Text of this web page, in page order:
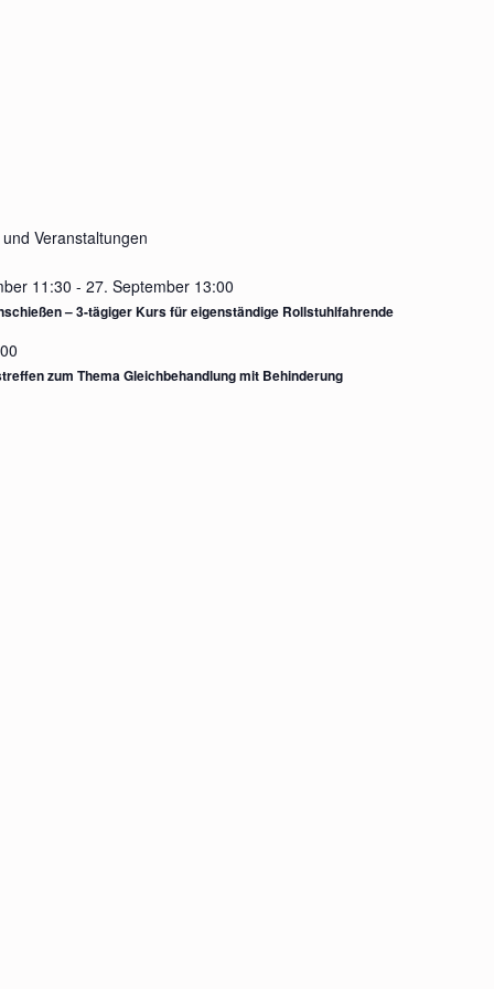
Veranstaltungen
11:30 - 27. September 13:00
– 3-tägiger Kurs für eigenständige Rollstuhlfahrende
zum Thema Gleichbehandlung mit Behinderung